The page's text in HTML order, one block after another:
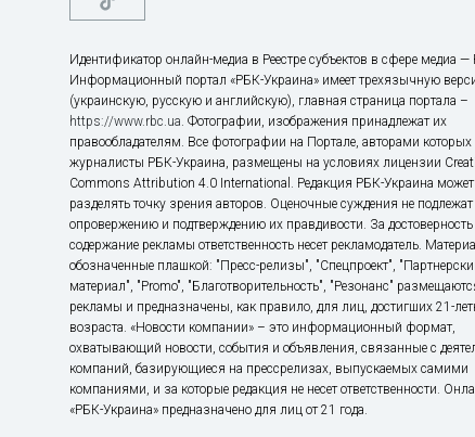
Идентификатор онлайн-медиа в Реестре субъектов в сфере медиа —
Информационный портал «РБК-Украина» имеет трехязычную
(украинскую, русскую и английскую), главная страница портала –
https://www.rbc.ua. Фотографии, изображения принадлежат их
правообладателям. Все фотографии на Портале, авторами
журналисты РБК-Украина, размещены на условиях лицензии
Commons Attribution 4.0 International. Редакция РБК-Украина может
разделять точку зрения авторов. Оценочные суждения не подлежат
опровержению и подтверждению их правдивости. За достоверность
содержание рекламы ответственность несет рекламодатель.
обозначенные плашкой: "Пресс-релизы", "Спецпроект",
материал", "Promo", "Благотворительность", "Резонанс"
рекламы и предназначены, как правило, для лиц, достигших 21-
возраста. «Новости компании» – это информационный формат,
охватывающий новости, события и объявления, связанные с
компаний, базирующиеся на прессрелизах, выпускаемых самими
компаниями, и за которые редакция не несет ответственности.
«РБК-Украина» предназначено для лиц от 21 года.